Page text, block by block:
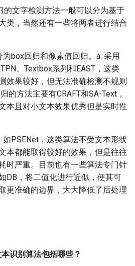
ParseQ
SATRN
业界
景
哪
到
算
指
如
文
的文字检测方法一般可以分为基于
类，当然还有一些将两者进行结合
为box回归和像素值回归。a. 采用
、Textbox系列和EAST，这类
效果较好，但无法准确检测不规则
的方法主要有CRAFT和SA-Text，
本且对小文本效果优秀但是实时性
如PSENet，这类算法不受文本形状
本都能取得较好的效果，但是往往
时严重。目前也有一些算法专门针
DB，将二值化进行近似，使其可
更准确的边界，大大降低了后处理
识别算法包括哪些？